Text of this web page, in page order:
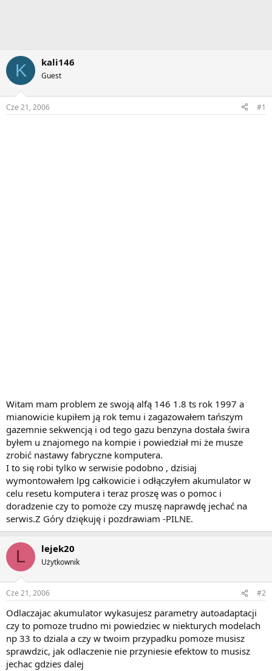
K kali146
Guest
Cze 21, 2006 #1
Witam mam problem ze swoją alfą 146 1.8 ts rok 1997 a
mianowicie kupiłem ją rok temu i zagazowałem tańszym
gazemnie sekwencją i od tego gazu benzyna dostała świra
byłem u znajomego na kompie i powiedział mi że musze
zrobić nastawy fabryczne komputera.
I to się robi tylko w serwisie podobno , dzisiaj
wymontowałem lpg całkowicie i odłączyłem akumulator w
celu resetu komputera i teraz proszę was o pomoc i
doradzenie czy to pomoże czy muszę naprawdę jechać na
serwis.Z Góry dziękuję i pozdrawiam -PILNE.
L lejek20
Użytkownik
Cze 21, 2006 #2
Odlaczajac akumulator wykasujesz parametry autoadaptacji
czy to pomoze trudno mi powiedziec w niekturych modelach
np 33 to dziala a czy w twoim przypadku pomoze musisz
sprawdzic, jak odlaczenie nie przyniesie efektow to musisz
jechac gdzies dalej